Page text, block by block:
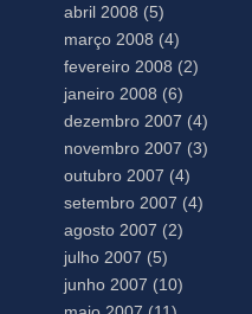
abril 2008 (5)
março 2008 (4)
fevereiro 2008 (2)
janeiro 2008 (6)
dezembro 2007 (4)
novembro 2007 (3)
outubro 2007 (4)
setembro 2007 (4)
agosto 2007 (2)
julho 2007 (5)
junho 2007 (10)